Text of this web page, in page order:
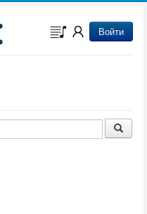
Войти
Музыка из сериалов